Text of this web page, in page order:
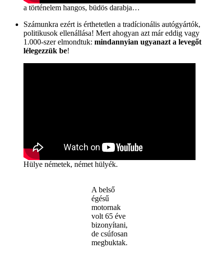
a történelem hangos, büdös darabja…
Számunkra ezért is érthetetlen a tradícionális autógyártók,
politikusok ellenállása! Mert ahogyan azt már eddig vagy
1.000-szer elmondtuk: mindannyian ugyanazt a levegőt
lélegezzük be!
Hülye németek, német hülyék.
A belső
égésű
motornak
volt 65 éve
bizonyítani,
de csúfosan
megbuktak.